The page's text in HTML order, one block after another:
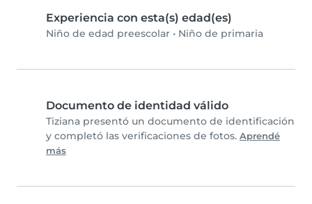
Experiencia con esta(s) edad(es)
Niño de edad preescolar • Niño de primaria
Documento de identidad válido
Tiziana presentó un documento de identificación
y completó las verificaciones de fotos. Aprendé
más